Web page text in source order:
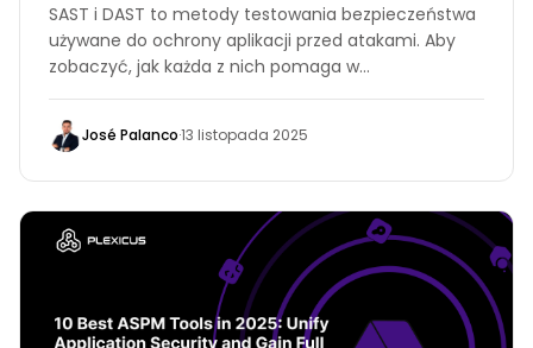
SAST i DAST to metody testowania bezpieczeństwa
używane do ochrony aplikacji przed atakami. Aby
zobaczyć, jak każda z nich pomaga w
różnicom i miejscu w Twoim przepływie pracy.
José Palanco·13 listopada 2025